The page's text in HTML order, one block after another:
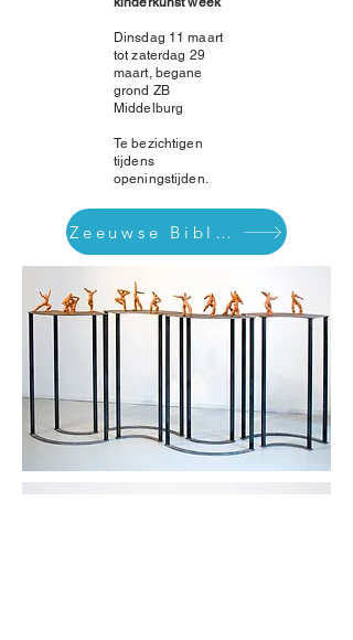
Dinsdag 11 maart
tot zaterdag 29
maart, begane
grond ZB
Middelburg
Te bezichtigen
tijdens
openingstijden.
Zeeuwse Bibliotheek